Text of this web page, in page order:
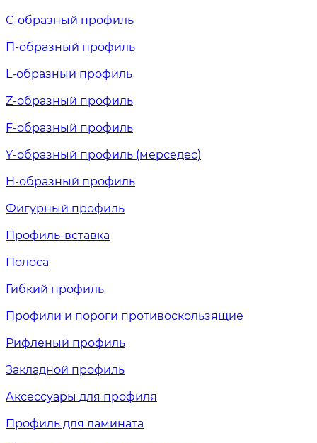
С-образный профиль
П-образный профиль
L-образный профиль
Z-образный профиль
F-образный профиль
Y-образный профиль (мерседес)
H-образный профиль
Фигурный профиль
Профиль-вставка
Полоса
Гибкий профиль
Профили и пороги противоскользящие
Рифленый профиль
Закладной профиль
Аксессуары для профиля
Профиль для ламината